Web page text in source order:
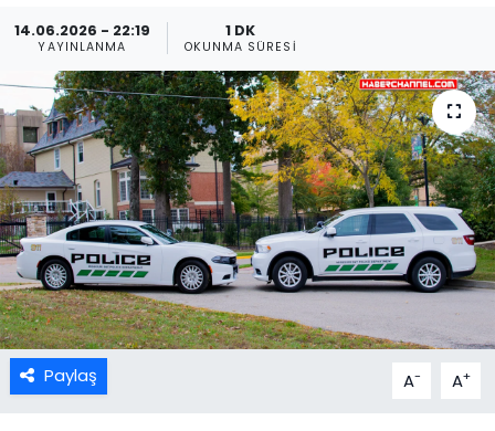
14.06.2026 - 22:19
YAYINLANMA
1 DK
OKUNMA SÜRESI
Paylaş A- A+